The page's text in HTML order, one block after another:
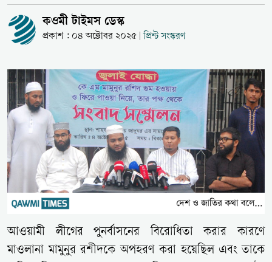
কওমী টাইমস ডেস্ক
প্রকাশ : ০৪ অক্টোবর ২০২৫ প্রিন্ট সংস্করণ
আওয়ামী লীগের পুনর্বাসনের বিরোধিতা করার কারণে
মাওলানা মামুনুর রশীদকে অপহরণ করা হয়েছিল এবং তাকে